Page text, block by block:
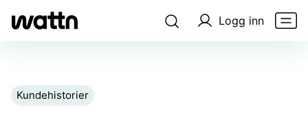
Logg inn
Kundehistorier